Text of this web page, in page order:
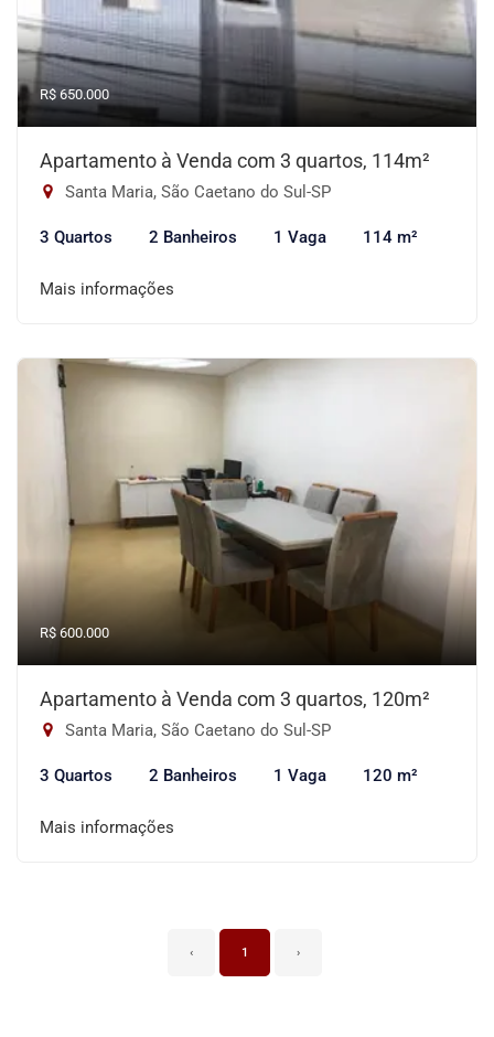
R$ 650.000
Apartamento à Venda com 3 quartos, 114m²
Santa Maria, São Caetano do Sul-SP
3 Quartos 2 Banheiros 1 Vaga 114 m²
Mais informações
R$ 600.000
Apartamento à Venda com 3 quartos, 120m²
Santa Maria, São Caetano do Sul-SP
3 Quartos 2 Banheiros 1 Vaga 120 m²
Mais informações
‹ 1 ›